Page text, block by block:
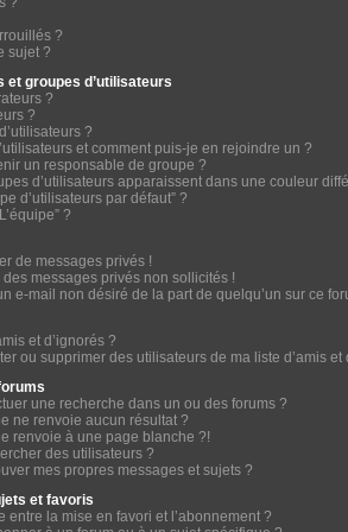
?
sujet ?
et groupes d’utilisateurs
?
?
?
et comment puis-je en rejoindre un ?
un responsable de groupe ?
d’utilisateurs apparaissent dans une couleur
d’utilisateurs par défaut” ?
?
de messages privés !
messages privés non sollicités !
e-mail non désiré de la part de quelqu’un sur ce
et d’ignorés ?
ou supprimer des utilisateurs de ma liste d’amis et
une recherche dans un ou des forums ?
ne renvoie aucun résultat ?
renvoie à une page blanche ?!
des utilisateurs ?
mes propres messages et sujets ?
et favoris
entre la mise en favori et l’abonnement ?